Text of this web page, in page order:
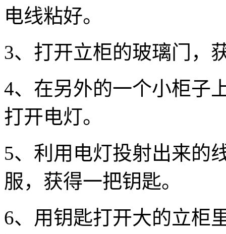
电线粘好。
3、打开立柜的玻璃门，
4、在另外的一个小柜子
打开电灯。
5、利用电灯投射出来的
服，获得一把钥匙。
6、用钥匙打开大的立柜